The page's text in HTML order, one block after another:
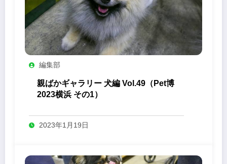
編集部
親ばかギャラリー 犬編 Vol.49（Pet博
2023横浜 その1）
2023年1月19日